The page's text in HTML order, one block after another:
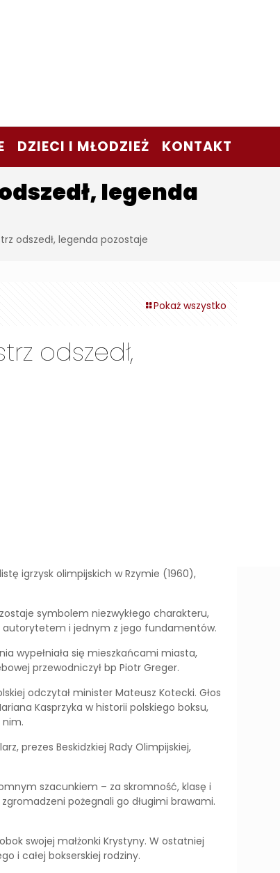
DZIECI I MŁODZIEŻ KONTAKT
legenda
odszedł, legenda pozostaje
Pokaż wszystko
odszedł,
igrzysk olimpijskich w Rzymie (1960),
symbolem niezwykłego charakteru,
autorytetem i jednym z jego fundamentów.
wypełniała się mieszkańcami miasta,
przewodniczył bp Piotr Greger.
odczytał minister Mateusz Kotecki. Głos
Kasprzyka w historii polskiego boksu,
nim.
prezes Beskidzkiej Rady Olimpijskiej,
szacunkiem – za skromność, klasę i
pożegnali go długimi brawami.
swojej małżonki Krystyny. W ostatniej
i całej bokserskiej rodziny.